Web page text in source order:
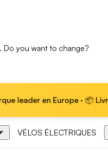
Do you want to change?
en Europe · 📦
VÉLOS ÉLECTRIQUES